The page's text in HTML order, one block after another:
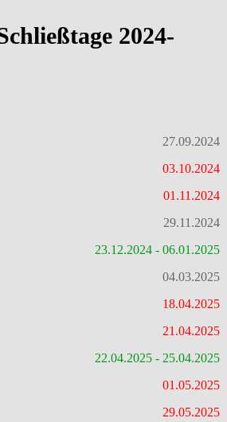
2024-
27.09.2024
03.10.2024
01.11.2024
29.11.2024
23.12.2024 - 06.01.2025
04.03.2025
18.04.2025
21.04.2025
22.04.2025 - 25.04.2025
01.05.2025
29.05.2025